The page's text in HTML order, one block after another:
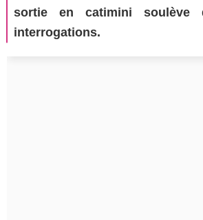
sortie en catimini soulève
interrogations.